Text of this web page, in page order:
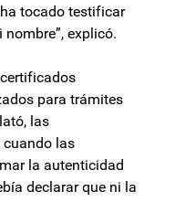
tocado testificar
explicó.
para trámites
las
cuando las
la autenticidad
declarar que ni la